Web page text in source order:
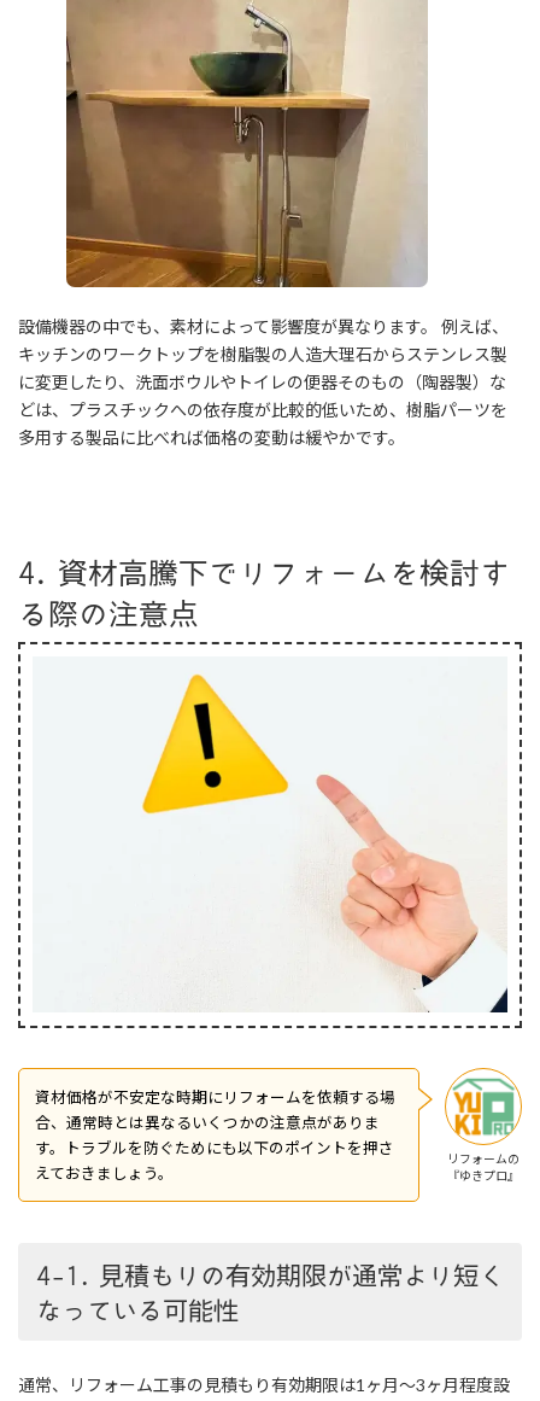
設備機器の中でも、素材によって影響度が異なります。 例えば、
キッチンのワークトップを樹脂製の人造大理石からステンレス製
に変更したり、洗面ボウルやトイレの便器そのもの（陶器製）な
どは、プラスチックへの依存度が比較的低いため、樹脂パーツを
多用する製品に比べれば価格の変動は緩やかです。
4. 資材高騰下でリフォームを検討す
る際の注意点
リフォームの
『ゆきプロ』
資材価格が不安定な時期にリフォームを依頼する場
合、通常時とは異なるいくつかの注意点がありま
す。トラブルを防ぐためにも以下のポイントを押さ
えておきましょう。
4-1. 見積もりの有効期限が通常より短く
なっている可能性
通常、リフォーム工事の見積もり有効期限は1ヶ月〜3ヶ月程度設